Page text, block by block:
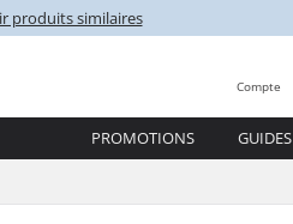
produits similaires
Compte
PROMOTIONS GUIDES